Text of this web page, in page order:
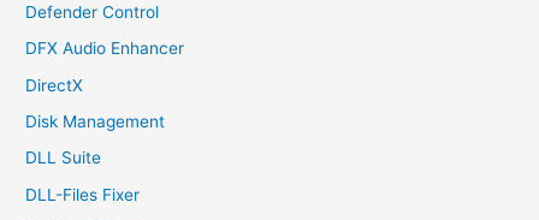
Defender Control
DFX Audio Enhancer
DirectX
Disk Management
DLL Suite
DLL-Files Fixer